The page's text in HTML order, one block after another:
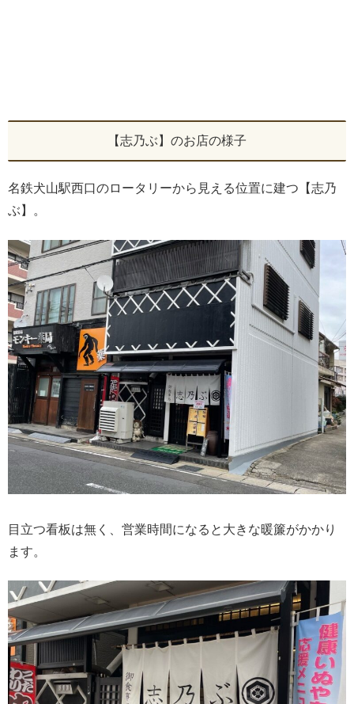
【志乃ぶ】のお店の様子
名鉄犬山駅西口のロータリーから見える位置に建つ【志乃
ぶ】。
目立つ看板は無く、営業時間になると大きな暖簾がかかり
ます。